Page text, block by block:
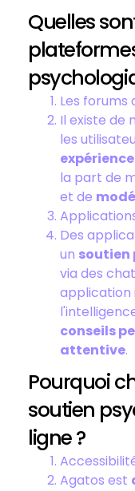
Quelles
Les forums
Il existe de
les
la part de
et de
Des
un soutien
via des
application
conseils
attentive.
Pourquoi
soutien
ligne ?
Agatos est